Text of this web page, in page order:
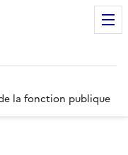
la fonction publique